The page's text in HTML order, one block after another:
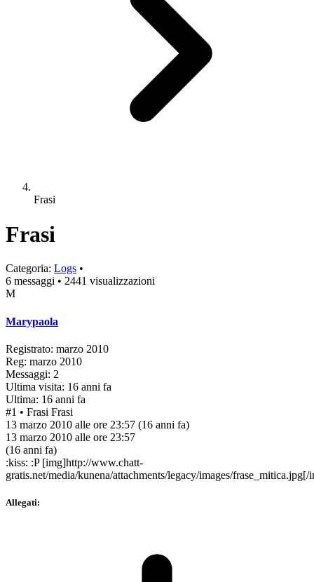
Frasi
Frasi
Categoria: Logs •
6 messaggi • 2441 visualizzazioni
M
Marypaola
Registrato: marzo 2010
Reg: marzo 2010
Messaggi: 2
Ultima visita: 16 anni fa
Ultima: 16 anni fa
#1 • Frasi Frasi
13 marzo 2010 alle ore 23:57 (16 anni fa)
13 marzo 2010 alle ore 23:57
(16 anni fa)
:kiss: :P [img]http://www.chatt-
gratis.net/media/kunena/attachments/legacy/images/frase_mitica.jpg[/
Allegati: